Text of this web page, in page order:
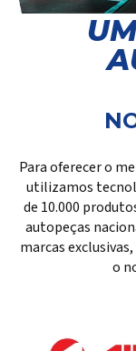
Para oferecer o
utilizamos
de 10.000
autopeças
marcas
o